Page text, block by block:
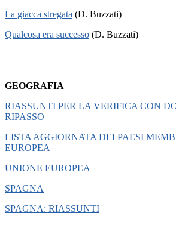
La giacca stregata (D. Buzzati)
Qualcosa era successo (D. Buzzati)
GEOGRAFIA
RIASSUNTI PER LA VERIFICA CON
RIPASSO
LISTA AGGIORNATA DEI PAESI
EUROPEA
UNIONE EUROPEA
SPAGNA
SPAGNA: RIASSUNTI